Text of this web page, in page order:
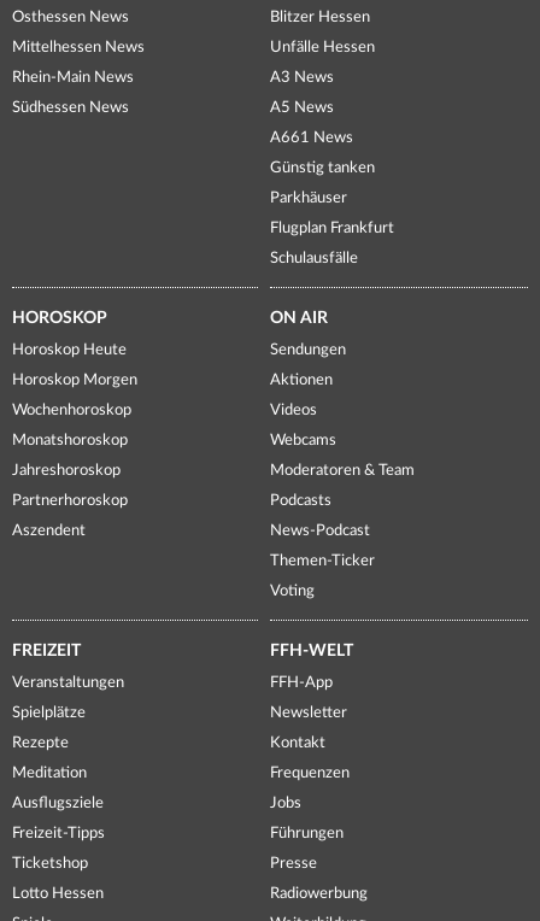
Osthessen News
Mittelhessen News
Rhein-Main News
Südhessen News
Blitzer Hessen
Unfälle Hessen
A3 News
A5 News
A661 News
Günstig tanken
Parkhäuser
Flugplan Frankfurt
Schulausfälle
HOROSKOP
Horoskop Heute
Horoskop Morgen
Wochenhoroskop
Monatshoroskop
Jahreshoroskop
Partnerhoroskop
Aszendent
ON AIR
Sendungen
Aktionen
Videos
Webcams
Moderatoren & Team
Podcasts
News-Podcast
Themen-Ticker
Voting
FREIZEIT
Veranstaltungen
Spielplätze
Rezepte
Meditation
Ausflugsziele
Freizeit-Tipps
Ticketshop
Lotto Hessen
FFH-WELT
FFH-App
Newsletter
Kontakt
Frequenzen
Jobs
Führungen
Presse
Radiowerbung